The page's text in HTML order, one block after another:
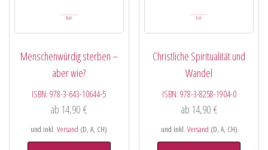
Menschenwürdig sterben –
aber wie?
ISBN:978-3-643-10644-5
ab 14,90€
und inkl.Versand (D, A, CH)
Christliche Spiritualität und
Wandel
ISBN: 978-3-8258-1904-0
ab 14,90 €
und inkl. Versand (D, A, CH)